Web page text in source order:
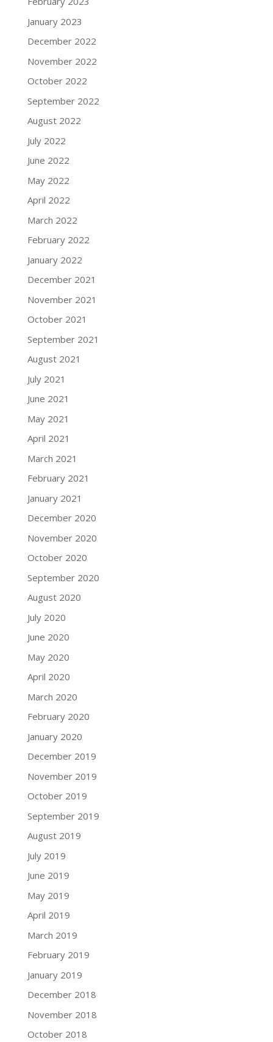
January 2023
December 2022
November 2022
October 2022
September 2022
August 2022
July 2022
June 2022
May 2022
April 2022
March 2022
February 2022
January 2022
December 2021
November 2021
October 2021
September 2021
August 2021
July 2021
June 2021
May 2021
April 2021
March 2021
February 2021
January 2021
December 2020
November 2020
October 2020
September 2020
August 2020
July 2020
June 2020
May 2020
April 2020
March 2020
February 2020
January 2020
December 2019
November 2019
October 2019
September 2019
August 2019
July 2019
June 2019
May 2019
April 2019
March 2019
February 2019
January 2019
December 2018
November 2018
October 2018